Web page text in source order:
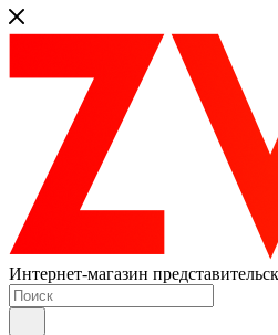
Интернет-магазин